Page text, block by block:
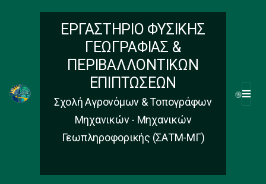
ΕΡΓΑΣΤΗΡΙΟ ΦΥΣΙΚΗΣ
ΓΕΩΓΡΑΦΙΑΣ &
ΠΕΡΙΒΑΛΛΟΝΤΙΚΩΝ
ΕΠΙΠΤΩΣΕΩΝ
Σχολή Αγρονόμων & Τοπογράφων
Μηχανικών - Μηχανικών
Γεωπληροφορικής (ΣΑΤΜ-ΜΓ)
M